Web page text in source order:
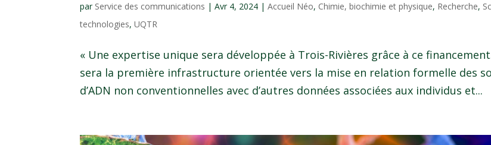
par Service des communications |Avr 4, 2024 |Accueil Néo, Chimie, biochimie et physique, Recherche,
technologies,UQTR
« Une expertise unique sera développée à Trois-Rivières grâce à ce financement.
sera la première infrastructure orientée vers la mise en relation formelle des
d’ADN non conventionnelles avec d’autres données associées aux individus et...